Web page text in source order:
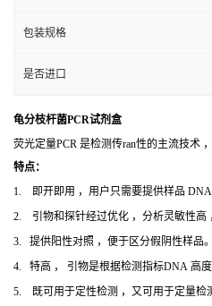
包装规格
是否进口
龟分枝杆菌PCR试剂盒
荧光定量PCR 是检测传ran性的主流技术
特点：
1. 即开即用 ，用户只需要提供样品 DNA
2. 引物和探针经过优化 ，分析灵敏性高
3. 提供阳性对照 ，便于区分假阴性样品。
4. 特高 ， 引物是根据检测指标DNA 高
5. 既可用于定性检测 ，又可用于定量检